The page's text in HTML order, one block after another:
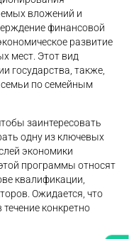
вложений и
финансовой
развитие
мест. Этот вид
государства, также,
по семейным
заинтересовать
одну из ключевых
экономики
программы относят
квалификации,
Ожидается, что
конкретно